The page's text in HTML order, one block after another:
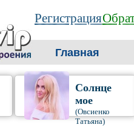
Регистрация
Главная
Солнце
мое
(Овсиенко
Татьяна)